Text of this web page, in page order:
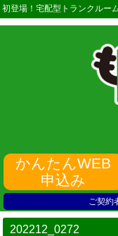
初登場！宅配型トランクルー
かんたんWEB
申込み
ご契約
202212_0272